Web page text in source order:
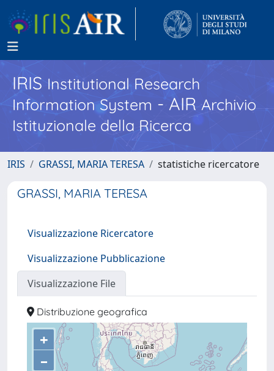
IRISInstitutional Research
Information System - AIR Archivio
Istituzionale della Ricerca
IRIS GRASSI, MARIA TERESA statistiche ricercatore
GRASSI, MARIA TERESA
Visualizzazione Ricercatore
Visualizzazione Pubblicazione
Visualizzazione File
Distribuzione geografica
+
–